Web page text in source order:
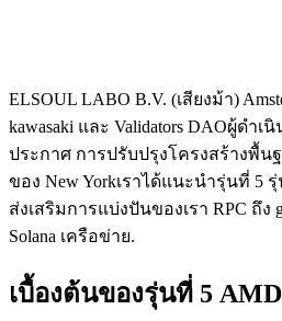
ELSOUL LABO B.V. (เสียงม้า)
kawasaki และ Validators DAOผู้ดําเ
ประกาศ การปรับปรุงโครงสร้างพื้
ของ New Yorkเราได้แนะนํารุ่นที่ 5
ส่งเสริมการแบ่งปันของเรา RPC ถึง
Solana เครือข่าย.
เบื้องต้นของรุ่นที่ 5